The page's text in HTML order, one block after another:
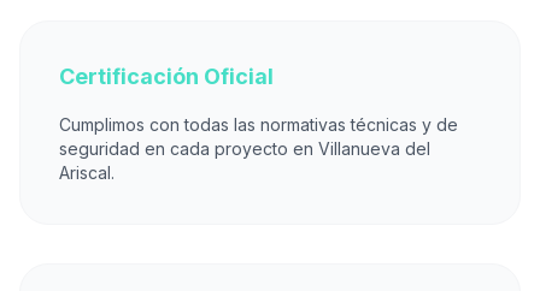
Certificación Oficial
Cumplimos con todas las normativas técnicas y de
seguridad en cada proyecto en Villanueva del
Ariscal.